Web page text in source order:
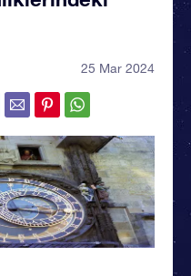
25 Mar 2024